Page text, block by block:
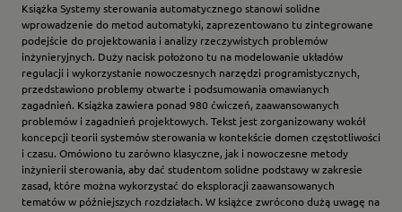
Książka Systemy sterowania automatycznego stanowi solidne
wprowadzenie do metod automatyki, zaprezentowano tu zintegrowane
podejście do projektowania i analizy rzeczywistych problemów
inżynieryjnych. Duży nacisk położono tu na modelowanie układów
regulacji i wykorzystanie nowoczesnych narzędzi programistycznych,
przedstawiono problemy otwarte i podsumowania omawianych
zagadnień. Książka zawiera ponad 980 ćwiczeń, zaawansowanych
problemów i zagadnień projektowych. Tekst jest zorganizowany wokół
koncepcji teorii systemów sterowania w kontekście domen częstotliwości
i czasu. Omówiono tu zarówno klasyczne, jak i nowoczesne metody
inżynierii sterowania, aby dać studentom solidne podstawy w zakresie
zasad, które można wykorzystać do eksploracji zaawansowanych
tematów w późniejszych rozdziałach. W książce zwrócono dużą uwagę na